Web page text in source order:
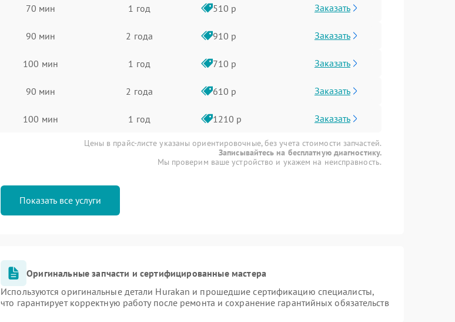
70 мин 1 год 510 р Заказать
90 мин 2 года 910 р Заказать
100 мин 1 год 710 р Заказать
90 мин 2 года 610 р Заказать
100 мин 1 год 1210 р Заказать
Цены в прайс-листе указаны ориентировочные, без учета стоимости запчастей.
Записывайтесь на бесплатную диагностику.
Мы проверим ваше устройство и укажем на неисправность.
Показать все услуги
Оригинальные запчасти и сертифицированные мастера
Используются оригинальные детали Hurakan и прошедшие сертификацию специалисты,
что гарантирует корректную работу после ремонта и сохранение гарантийных обязательств